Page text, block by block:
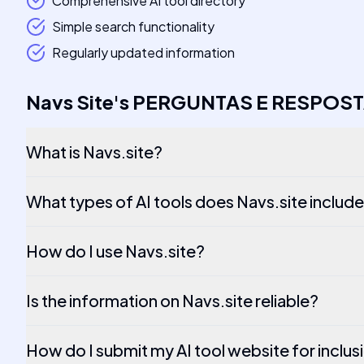
Simple search functionality
Regularly updated information
Navs Site's PERGUNTAS E
What is Navs.site?
What types of AI tools does Navs.site
How do I use Navs.site?
Is the information on Navs.site reliable?
How do I submit my AI tool website for